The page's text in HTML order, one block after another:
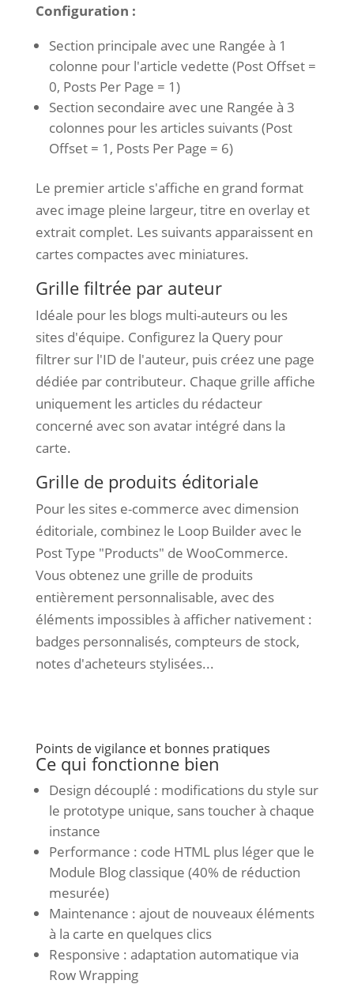
Configuration :
Section principale avec une Rangée à 1
colonne pour l'article vedette (Post Offset =
0, Posts Per Page = 1)
Section secondaire avec une Rangée à 3
colonnes pour les articles suivants (Post
Offset = 1, Posts Per Page = 6)
Le premier article s'affiche en grand format
avec image pleine largeur, titre en overlay et
extrait complet. Les suivants apparaissent en
cartes compactes avec miniatures.
Grille filtrée par auteur
Idéale pour les blogs multi-auteurs ou les
sites d'équipe. Configurez la Query pour
filtrer sur l'ID de l'auteur, puis créez une page
dédiée par contributeur. Chaque grille affiche
uniquement les articles du rédacteur
concerné avec son avatar intégré dans la
carte.
Grille de produits éditoriale
Pour les sites e-commerce avec dimension
éditoriale, combinez le Loop Builder avec le
Post Type "Products" de WooCommerce.
Vous obtenez une grille de produits
entièrement personnalisable, avec des
éléments impossibles à afficher nativement :
badges personnalisés, compteurs de stock,
notes d'acheteurs stylisées...
Points de vigilance et bonnes pratiques
Ce qui fonctionne bien
Design découplé : modifications du style sur
le prototype unique, sans toucher à chaque
instance
Performance : code HTML plus léger que le
Module Blog classique (40% de réduction
mesurée)
Maintenance : ajout de nouveaux éléments
à la carte en quelques clics
Responsive : adaptation automatique via
Row Wrapping